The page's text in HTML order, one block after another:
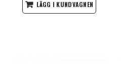
LÄGG I KUNDVAGNEN